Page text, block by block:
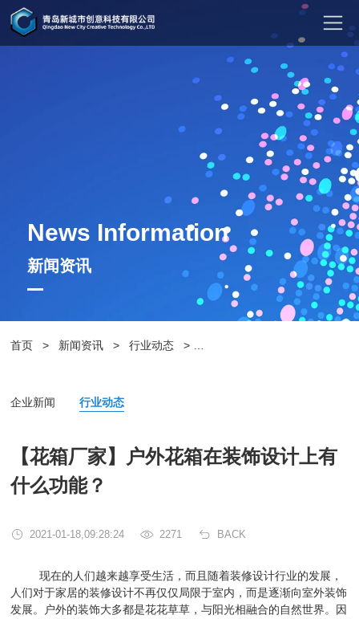
News Information
新闻资讯
首页 > 新闻资讯 > 行业动态 >
企业新闻 行业动态
【花箱厂家】户外花箱在装饰设计上有
什么功能？
2021-01-18,09:28:24 2271 BACK
现在的人们越来越享受生活，而且随着装修设计行业的发展，
人们对于家居的装修设计不再仅仅局限于室内，而是逐渐向室外装饰
发展。
户外的装饰大多都是花花草草，与阳光相融合的自然世界。因